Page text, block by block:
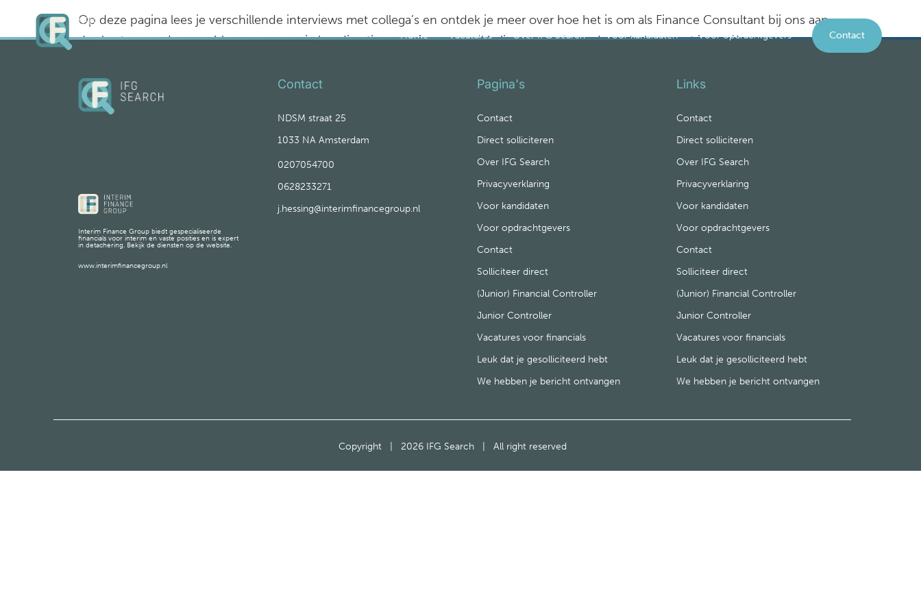
Home Vacatures Over IFG Search Voor kandidaten Voor opdrachtgevers Contact
Op deze pagina lees je verschillende interviews met collega’s en ontdek je meer over hoe het is om als Finance Consultant bij ons aan
de slag te gaan. In onze blogs geven we je handige tips voor jouw ontwikkeling en om je verder te helpen met je carrière.
Interim Finance Group biedt gespecialiseerde
financials voor interim en vaste posities en is expert
in detachering. Bekijk de diensten op de website.
www.interimfinancegroup.nl
Contact
NDSM straat 25
1033 NA Amsterdam
0207054700
0628233271
j.hessing@interimfinancegroup.nl
Pagina's
Contact
Direct solliciteren
Over IFG Search
Privacyverklaring
Voor kandidaten
Voor opdrachtgevers
Contact
Solliciteer direct
(Junior) Financial Controller
Junior Controller
Vacatures voor financials
Leuk dat je gesolliciteerd hebt
We hebben je bericht ontvangen
Links
Contact
Direct solliciteren
Over IFG Search
Privacyverklaring
Voor kandidaten
Voor opdrachtgevers
Contact
Solliciteer direct
(Junior) Financial Controller
Junior Controller
Vacatures voor financials
Leuk dat je gesolliciteerd hebt
We hebben je bericht ontvangen
Copyright 2026 IFG Search All right reserved